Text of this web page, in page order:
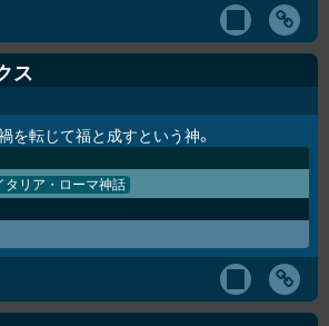
ス
を転じて福と成すという神。
タリア・ローマ神話